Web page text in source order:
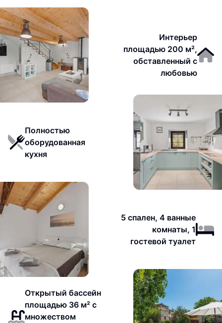
Интерьер
площадью 200 м²,
обставленный с
любовью
Полностью
оборудованная
кухня
5 спален, 4 ванные
комнаты, 1
гостевой туалет
Открытый бассейн
площадью 36 м² с
множеством